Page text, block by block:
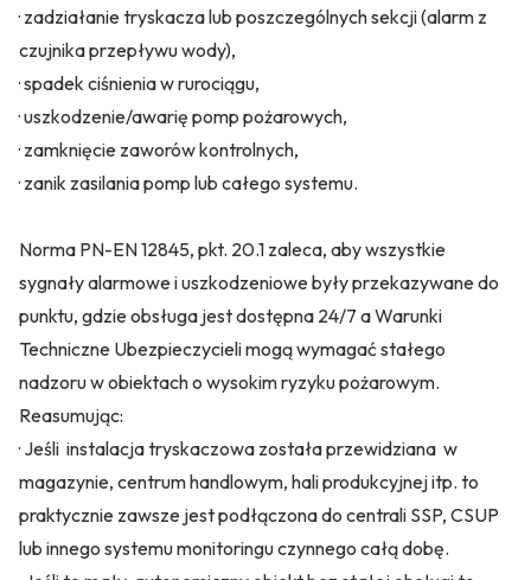
· zadziałanie tryskacza lub poszczególnych sekcji (alarm z
czujnika przepływu wody),
· spadek ciśnienia w rurociągu,
· uszkodzenie/awarię pomp pożarowych,
· zamknięcie zaworów kontrolnych,
· zanik zasilania pomp lub całego systemu.
Norma PN-EN 12845, pkt. 20.1 zaleca, aby wszystkie
sygnały alarmowe i uszkodzeniowe były przekazywane do
punktu, gdzie obsługa jest dostępna 24/7 a Warunki
Techniczne Ubezpieczycieli mogą wymagać stałego
nadzoru w obiektach o wysokim ryzyku pożarowym.
Reasumując:
· Jeśli instalacja tryskaczowa została przewidziana w
magazynie, centrum handlowym, hali produkcyjnej itp. to
praktycznie zawsze jest podłączona do centrali SSP, CSUP
lub innego systemu monitoringu czynnego całą dobę.